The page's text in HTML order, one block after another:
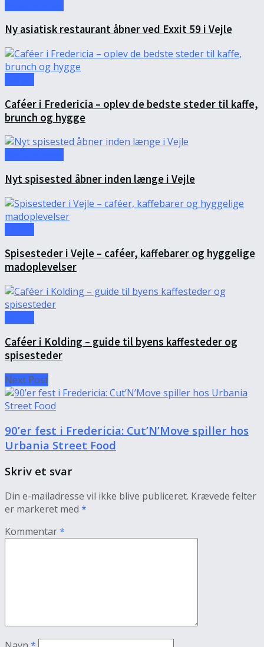
Ny asiatisk restaurant åbner ved Exxit 59 i Vejle
Caféer i Fredericia – oplev de bedste steder til kaffe,
brunch og hygge
Nyt spisested åbner inden længe i Vejle
Spisesteder i Vejle – caféer, kaffebarer og hyggelige
madoplevelser
Caféer i Kolding – guide til byens kaffesteder og
spisesteder
Next Post
90’er fest i Fredericia: Cut’N’Move spiller hos
Urbania Street Food
Skriv et svar
Din e-mailadresse vil ikke blive publiceret. Krævede felter
er markeret med *
Kommentar*